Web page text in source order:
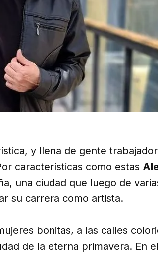
y llena de gente
características como estas
una ciudad que luego de
su carrera como artista.
bonitas, a las calles
de la eterna primavera. En el